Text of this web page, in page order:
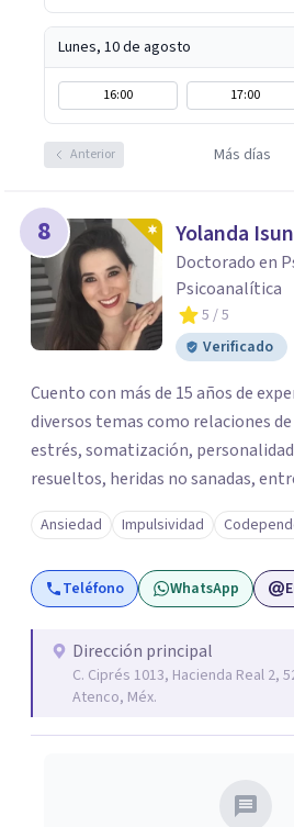
Lunes, 10 de agosto
16:00 17:00
Anterior Más días
8 Yolanda
Doctorado en
Psicoanalítica
5 / 5
Verificado
Cuento con más de 15 años de
diversos temas como relaciones
estrés, somatización,
resueltos, heridas no sanadas,
Ansiedad Impulsividad
Teléfono WhatsApp
Dirección principal
C. Ciprés 1013, Hacienda Real 2,
Atenco, Méx.